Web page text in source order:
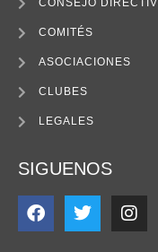
CONSEJO
COMITÉS
ASOCIACIONES
CLUBES
LEGALES
SIGUENOS